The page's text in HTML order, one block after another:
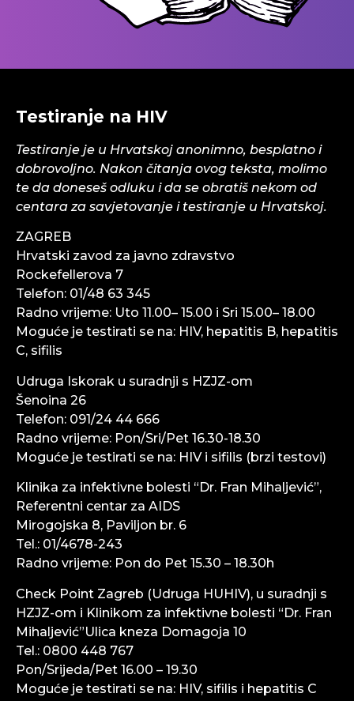
Testiranje na HIV
Testiranje je u Hrvatskoj anonimno, besplatno i
dobrovoljno. Nakon čitanja ovog teksta, molimo
te da doneseš odluku i da se obratiš nekom od
centara za savjetovanje i testiranje u Hrvatskoj.
ZAGREB
Hrvatski zavod za javno zdravstvo
Rockefellerova 7
Telefon: 01/48 63 345
Radno vrijeme: Uto 11.00– 15.00 i Sri 15.00– 18.00
Moguće je testirati se na: HIV, hepatitis B, hepatitis
C, sifilis
Udruga Iskorak u suradnji s HZJZ-om
Šenoina 26
Telefon: 091/24 44 666
Radno vrijeme: Pon/Sri/Pet 16.30-18.30
Moguće je testirati se na: HIV i sifilis (brzi testovi)
Klinika za infektivne bolesti “Dr. Fran Mihaljević”,
Referentni centar za AIDS
Mirogojska 8, Paviljon br. 6
Tel.: 01/4678-243
Radno vrijeme: Pon do Pet 15.30 – 18.30h
Check Point Zagreb (Udruga HUHIV), u suradnji s
HZJZ-om i Klinikom za infektivne bolesti “Dr. Fran
Mihaljević”Ulica kneza Domagoja 10
Tel.: 0800 448 767
Pon/Srijeda/Pet 16.00 – 19.30
Moguće je testirati se na: HIV, sifilis i hepatitis C